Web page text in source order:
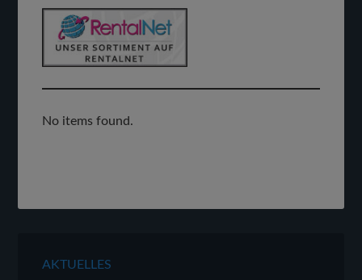
No items found.
AKTUELLES